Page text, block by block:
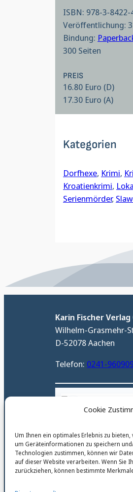
Cookie
Um Ihnen ein optimales Erlebnis zu
um Geräteinformationen zu speichern
Technologien zustimmen, können wir
auf dieser Website verarbeiten. Wenn Sie
zurückziehen, können bestimmte
ISBN: 978-3-
Veröffentlichung:
Bindung:
300 Seiten
PREIS
16.80 Euro (D)
17.30 Euro (A)
Kategorien
Dorfhexe, Krimi,
Kroatienkrimi,
Serienmörder,
Karin Fischer Verlag
Wilhelm-Grasmehr-
D-52078 Aachen
Telefon: 0241-
@